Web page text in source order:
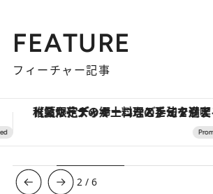
FEATURE
フィーチャー記事
ヴァシュロン・コンスタンタン「オーヴァーシーズ・オートマティック」。旅愛好家のお気に入りコレクションから、ジェンダーレスな
3 /6